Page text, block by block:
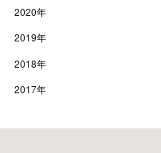
2020年
2019年
2018年
2017年